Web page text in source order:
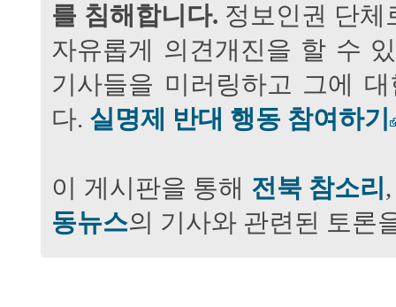
를 침해합니다. 정보인권 단체
자유롭게 의견개진을 할 수
기사들을 미러링하고 그에
다. 실명제 반대 행동 참여하기
이 게시판을 통해 전북 참소리
동뉴스의 기사와 관련된 토론